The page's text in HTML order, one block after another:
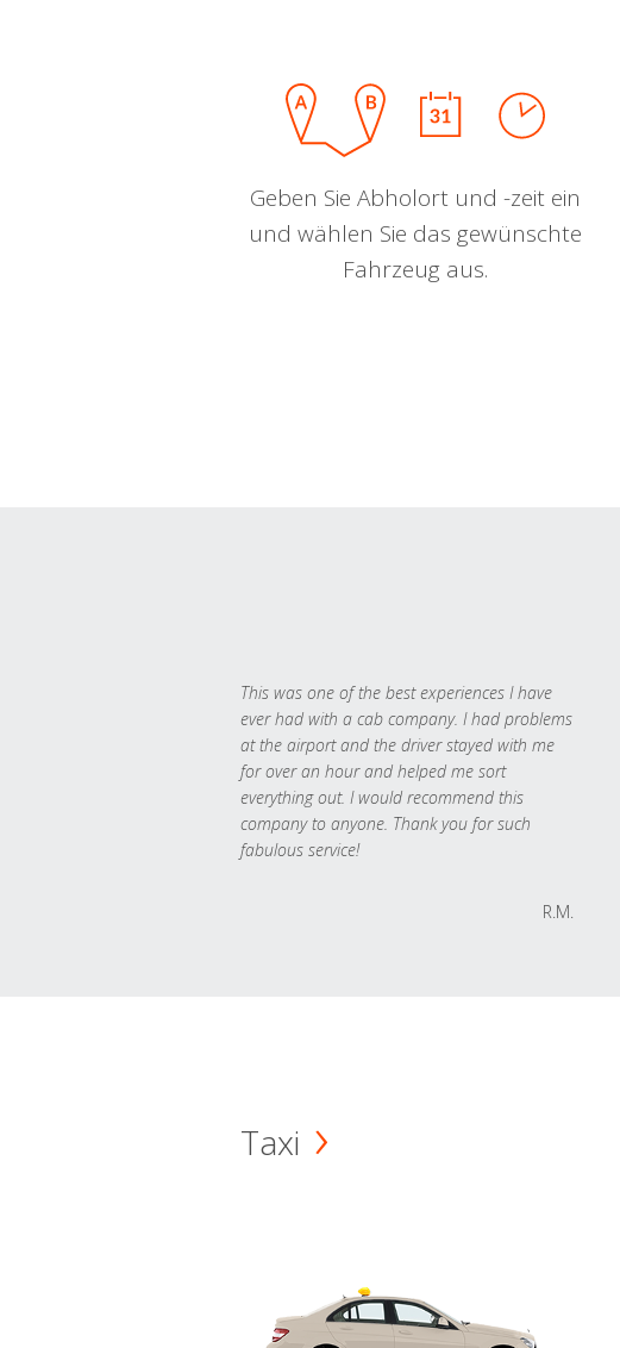
Geben Sie Abholort und -zeit ein
und wählen Sie das gewünschte
Fahrzeug aus.
This was one of the best experiences I have
ever had with a cab company. I had problems
at the airport and the driver stayed with me
for over an hour and helped me sort
everything out. I would recommend this
company to anyone. Thank you for such
fabulous service!
R.M.
Taxi